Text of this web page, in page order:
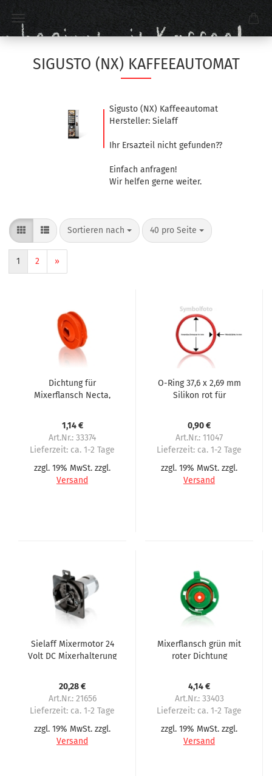
SIGUSTO (NX) KAFFEEAUTOMAT
Sigusto (NX) Kaffeeautomat
Hersteller: Sielaff
Ihr Ersazteil nicht gefunden??
Einfach anfragen!
Wir helfen gerne weiter.
Sortieren nach 40 pro Seite
1 2 »
Dichtung für
Mixerflansch Necta,
1,14 €
Art.Nr.: 33374
Lieferzeit: ca. 1-2 Tage
zzgl. 19% MwSt. zzgl.
Versand
O-Ring 37,6 x 2,69 mm
Silikon rot für
0,90 €
Art.Nr.: 11047
Lieferzeit: ca. 1-2 Tage
zzgl. 19% MwSt. zzgl.
Versand
Sielaff Mixermotor 24
Volt DC Mixerhalterung
20,28 €
Art.Nr.: 21656
Lieferzeit: ca. 1-2 Tage
zzgl. 19% MwSt. zzgl.
Versand
Mixerflansch grün mit
roter Dichtung
4,14 €
Art.Nr.: 33403
Lieferzeit: ca. 1-2 Tage
zzgl. 19% MwSt. zzgl.
Versand